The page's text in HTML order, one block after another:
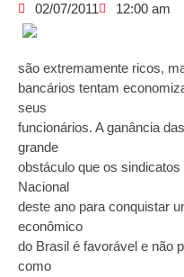
02/07/2011
12:00 am
são extremamente ricos,
bancários tentam
seus
funcionários. A ganância
grande
obstáculo que os
Nacional
deste ano para conquistar
econômico
do Brasil é favorável e não
como